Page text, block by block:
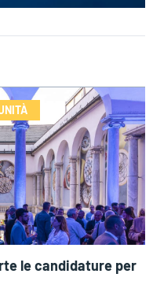
le candidature per